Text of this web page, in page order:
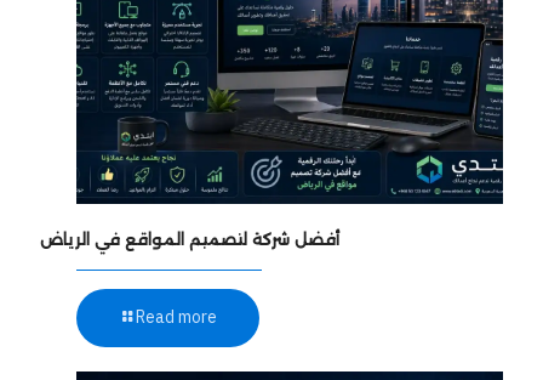
أفضل شركة لتصميم المواقع في الرياض
Read more